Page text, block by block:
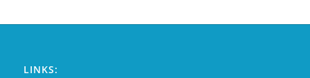
LINKS: